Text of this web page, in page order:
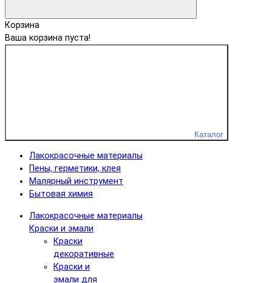
Корзина
Ваша корзина пуста!
Каталог
Лакокрасочные материалы
Пены, герметики, клея
Малярный инструмент
Бытовая химия
Лакокрасочные материалы
Краски и эмали
Краски
декоративные
Краски и
эмали для